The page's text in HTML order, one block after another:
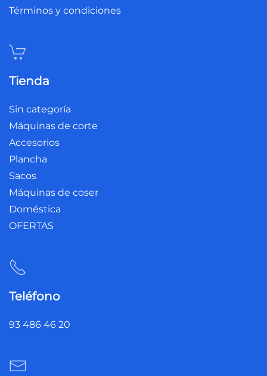
Términos y condiciones
Tienda
Sin categoría
Máquinas de corte
Accesorios
Plancha
Sacos
Máquinas de coser
Doméstica
OFERTAS
Teléfono
93 486 46 20